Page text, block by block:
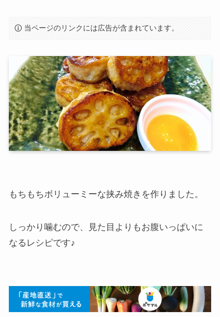
当ページのリンクには広告が含まれています。
もちもちボリューミーな挟み焼きを作りました。
しっかり噛むので、見た目よりもお腹いっぱいに
なるレシピです♪